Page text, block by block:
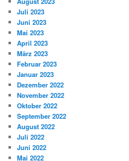
Juli 2023
Juni 2023
Mai 2023
April 2023
März 2023
Februar 2023
Januar 2023
Dezember 2022
November 2022
Oktober 2022
September 2022
August 2022
Juli 2022
Juni 2022
Mai 2022